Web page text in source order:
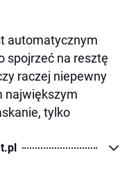
automatycznym
spojrzeć na resztę
raczej niepewny
największym
tylko